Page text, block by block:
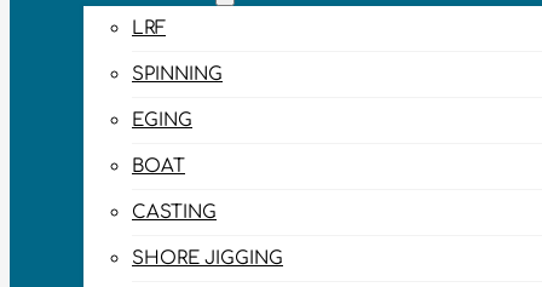
LRF
SPINNING
EGING
BOAT
CASTING
SHORE JIGGING